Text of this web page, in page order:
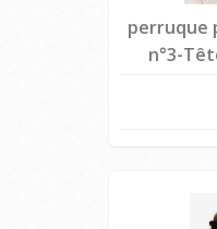
perruque
n°3-